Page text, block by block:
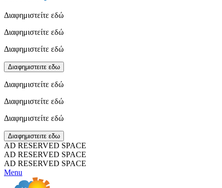
Διαφημιστείτε εδώ
Διαφημιστείτε εδώ
Διαφημιστείτε εδώ
Διαφημιστειτε εδω
Διαφημιστείτε εδώ
Διαφημιστείτε εδώ
Διαφημιστείτε εδώ
Διαφημιστειτε εδω
AD RESERVED SPACE
AD RESERVED SPACE
AD RESERVED SPACE
Menu